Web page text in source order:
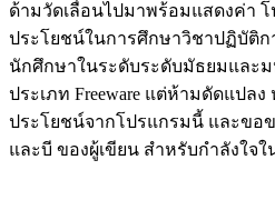
ด้ามวัดเลื่อนไปมาพร้อมแสดงค่า
ประโยชน์ในการศึกษาวิชาปฏิบัติ
นักศึกษาในระดับระดับมัธยมและม
ประเภท Freeware แต่ห้ามดัดแปลง
ประโยชน์จากโปรแกรมนี้ และขอ
และบี ของผู้เขียน สำหรับกำลังใจ